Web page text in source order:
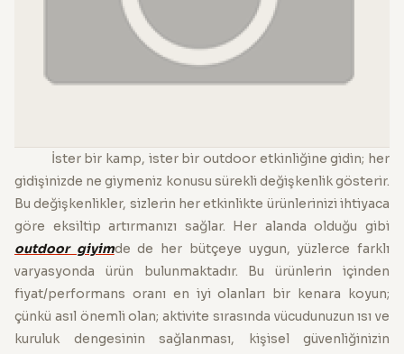
İster bir kamp, ister bir outdoor etkinliğine gidin; her
gidişinizde ne giymeniz konusu sürekli değişkenlik gösterir.
Bu değişkenlikler, sizlerin her etkinlikte ürünlerinizi ihtiyaca
göre eksiltip artırmanızı sağlar. Her alanda olduğu gibi
outdoor giyimde de her bütçeye uygun, yüzlerce farklı
varyasyonda ürün bulunmaktadır. Bu ürünlerin içinden
fiyat/performans oranı en iyi olanları bir kenara koyun;
çünkü asıl önemli olan; aktivite sırasında vücudunuzun ısı ve
kuruluk dengesinin sağlanması, kişisel güvenliğinizin